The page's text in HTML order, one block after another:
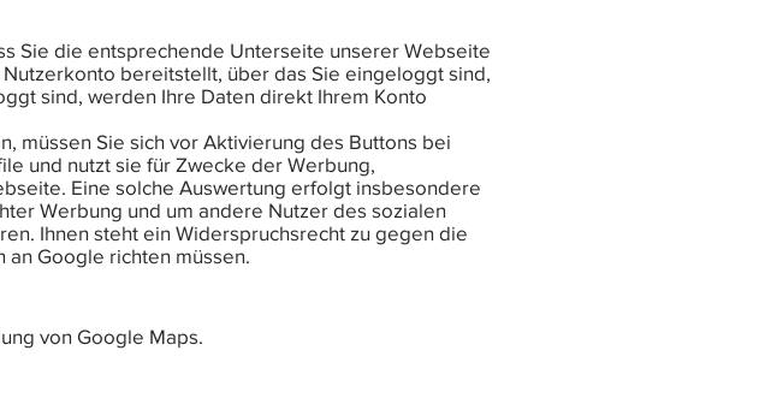
Sie die entsprechende Unterseite unserer Webseite
bereitstellt, über das Sie eingeloggt sind,
sind, werden Ihre Daten direkt Ihrem Konto
müssen Sie sich vor Aktivierung des Buttons bei
und nutzt sie für Zwecke der Werbung,
Eine solche Auswertung erfolgt insbesondere
Werbung und um andere Nutzer des sozialen
Ihnen steht ein Widerspruchsrecht zu gegen die
Google richten müssen.
von Google Maps.